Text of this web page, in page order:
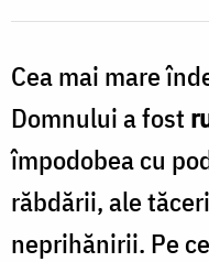
Cea mai mare
Domnului a fost
împodobea cu
răbdării, ale
neprihănirii. Pe